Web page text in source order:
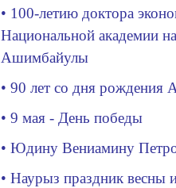
• 100-летию доктора
Национальной академии
Ашимбайулы
•90 летcо дня рождения
•9 мая - Деньпобеды
•Юдину Вениамину
•Наурыз праздник весны